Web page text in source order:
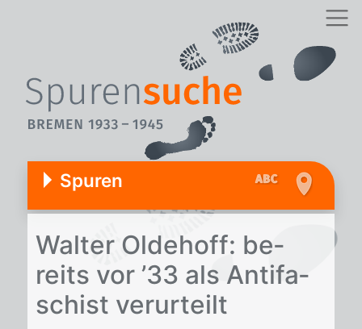
Spuren
Wal­ter Ol­de­hoff: be­
reits vor ’33 als An­ti­fa­
schist ver­ur­teilt